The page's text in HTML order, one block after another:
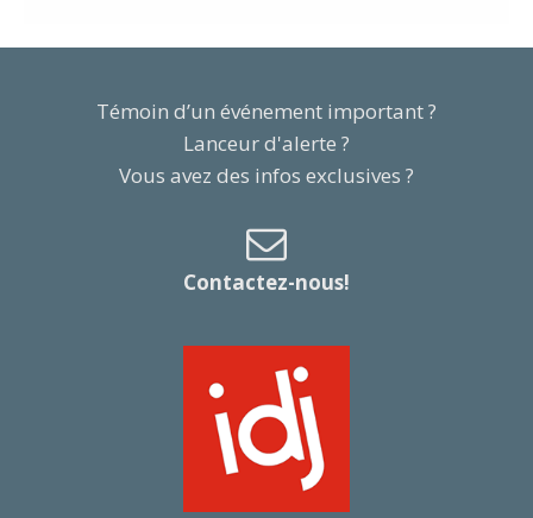
Témoin d’un événement important ?
Lanceur d'alerte ?
Vous avez des infos exclusives ?
Contactez-nous!